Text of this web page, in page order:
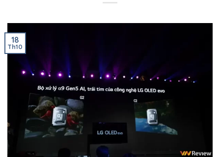
18
Th10